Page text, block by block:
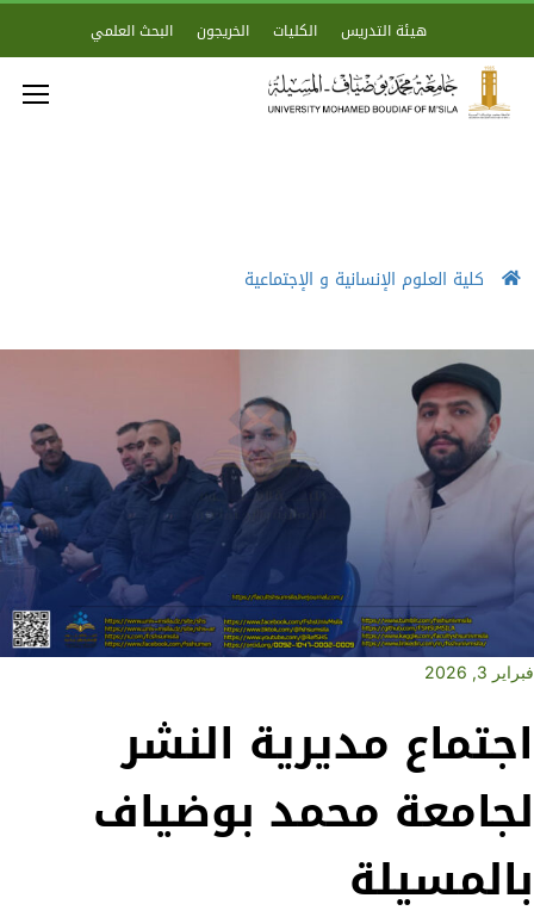
هيئة التدريس الكليات الخريجون البحث العلمي
كلية العلوم الإنسانية و الإجتماعية
فبراير 3, 2026
اجتماع مديرية النشر
لجامعة محمد بوضياف
بالمسيلة